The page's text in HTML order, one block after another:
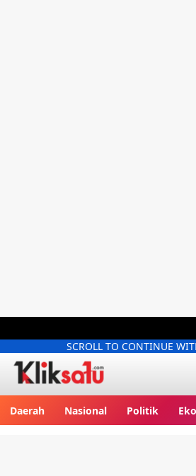
SCROLL TO CONTINUE
Daerah Nasional Politik